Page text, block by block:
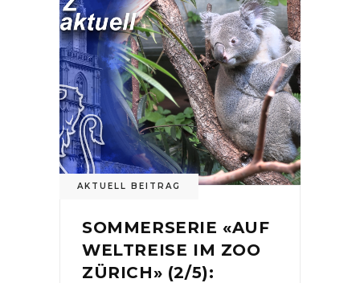
AKTUELL BEITRAG
SOMMERSERIE «AUF
WELTREISE IM ZOO
ZÜRICH» (2/5):